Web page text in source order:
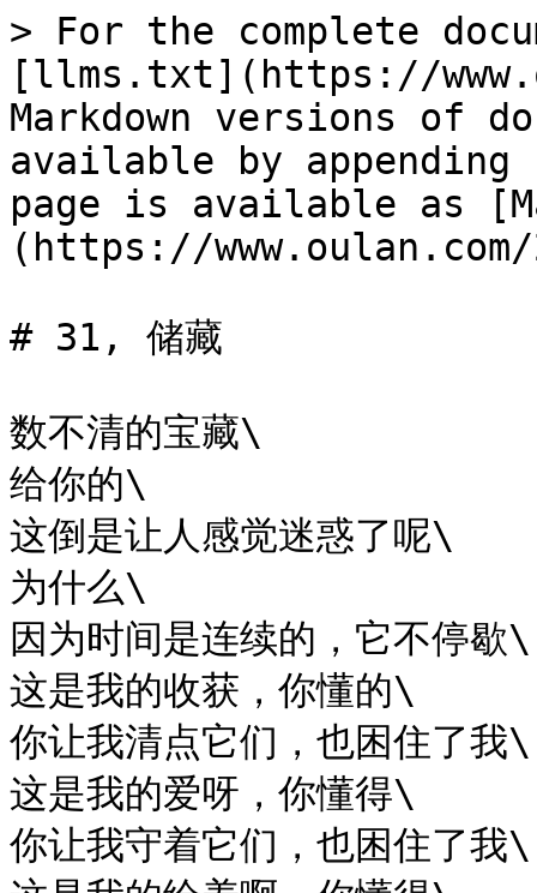
> For the complete
[llms.txt](https://
Markdown versions of
available by
page is available as
(https://
# 31, 储藏
​数不清的宝藏\
给你的\
这倒是让人感觉迷惑了呢\
为什么\
因为时间是连续的，它不停歇\
这是我的收获，你懂的\
你让我清点它们，也困住了我\
这是我的爱呀，你懂得\
你让我守着它们，也困住了我\